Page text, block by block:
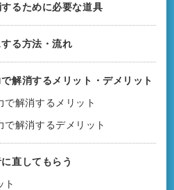
るために必要な道具
る方法・流れ
解消するメリット・デメリット
で解消するメリット
で解消するデメリット
直してもらう
ト